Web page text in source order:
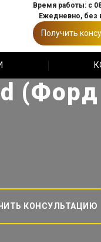
Время работы: с
Ежедневно, без
Получить
КОНСУЛЬТАЦИЮ